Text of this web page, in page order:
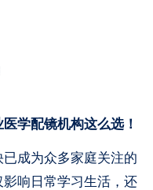
医学配镜机构这么选！
成为众多家庭关注的
响日常学习生活，还